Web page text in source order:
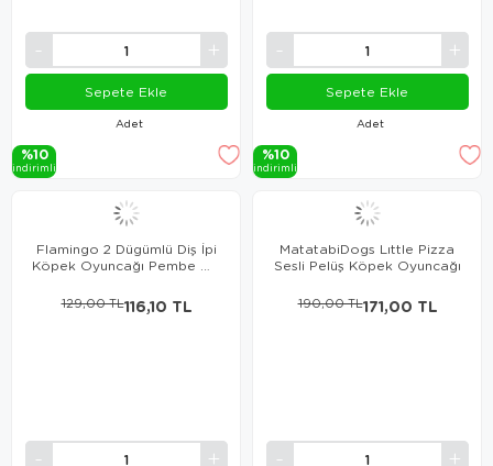
Adet
Sepete Ekle
%10
i̇ndi̇ri̇mli̇
Adet
Sepete Ekle
%10
i̇ndi̇ri̇mli̇
Flamingo 2 Dügümlü Diş İpi
Köpek Oyuncağı Pembe Gri
116,10 TL
129,00 TL
MatatabiDogs Lıttle Pizza
Sesli Pelüş Köpek Oyuncağı
171,00 TL
190,00 TL